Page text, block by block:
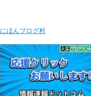
にほんブログ村